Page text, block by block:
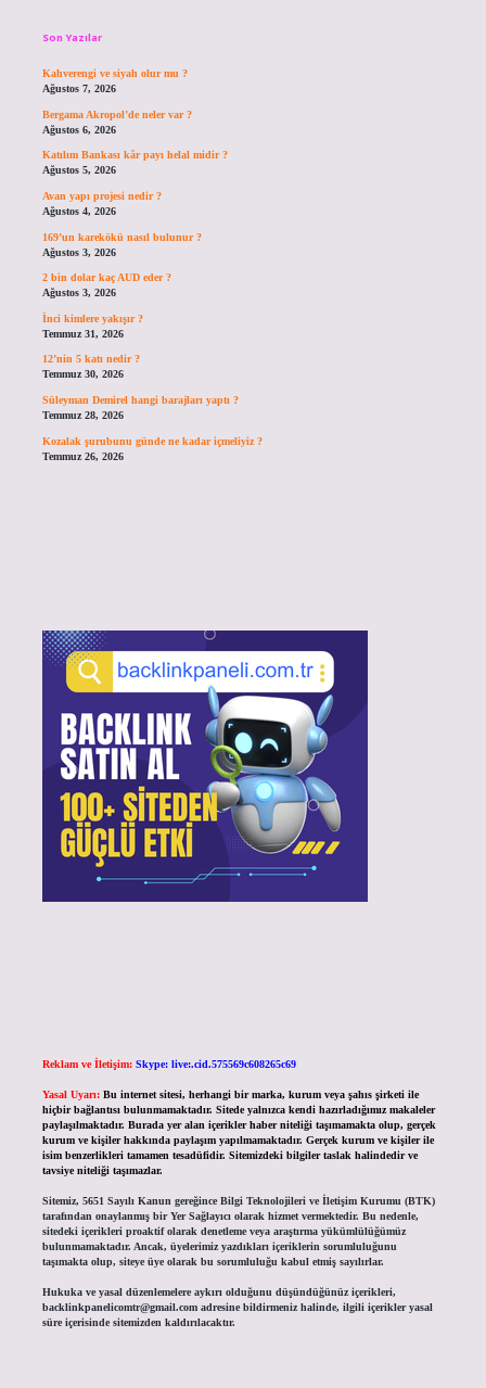
Son Yazılar
Kahverengi ve siyah olur mu ?
Ağustos 7, 2026
Bergama Akropol’de neler var ?
Ağustos 6, 2026
Katılım Bankası kâr payı helal midir ?
Ağustos 5, 2026
Avan yapı projesi nedir ?
Ağustos 4, 2026
169’un karekökü nasıl bulunur ?
Ağustos 3, 2026
2 bin dolar kaç AUD eder ?
Ağustos 3, 2026
İnci kimlere yakışır ?
Temmuz 31, 2026
12’nin 5 katı nedir ?
Temmuz 30, 2026
Süleyman Demirel hangi barajları yaptı ?
Temmuz 28, 2026
Kozalak şurubunu günde ne kadar içmeliyiz ?
Temmuz 26, 2026
Reklam ve İletişim: Skype: live:.cid.575569c608265c69
Yasal Uyarı: Bu internet sitesi, herhangi bir marka, kurum veya şahıs şirketi ile
hiçbir bağlantısı bulunmamaktadır. Sitede yalnızca kendi hazırladığımız makaleler
paylaşılmaktadır. Burada yer alan içerikler haber niteliği taşımamakta olup, gerçek
kurum ve kişiler hakkında paylaşım yapılmamaktadır. Gerçek kurum ve kişiler ile
isim benzerlikleri tamamen tesadüfidir. Sitemizdeki bilgiler taslak halindedir ve
tavsiye niteliği taşımazlar.
Sitemiz, 5651 Sayılı Kanun gereğince Bilgi Teknolojileri ve İletişim Kurumu (BTK)
tarafından onaylanmış bir Yer Sağlayıcı olarak hizmet vermektedir. Bu nedenle,
sitedeki içerikleri proaktif olarak denetleme veya araştırma yükümlülüğümüz
bulunmamaktadır. Ancak, üyelerimiz yazdıkları içeriklerin sorumluluğunu
taşımakta olup, siteye üye olarak bu sorumluluğu kabul etmiş sayılırlar.
Hukuka ve yasal düzenlemelere aykırı olduğunu düşündüğünüz içerikleri,
backlinkpanelicomtr@gmail.comadresine bildirmeniz halinde, ilgili içerikler yasal
süre içerisinde sitemizden kaldırılacaktır.